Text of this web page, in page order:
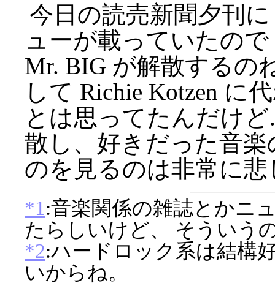
今日の読売新聞夕刊
ューが載っていたの
Mr. BIG が解散するの
して Richie Kotzen に
とは思ってたんだけ
散し、好きだった音
のを見るのは非常に悲
*1 :音楽関係の雑誌とかニ
たらしいけど、 そういう
*2:ハードロック系は結構
いからね。